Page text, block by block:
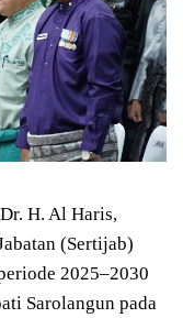
H. Al Haris,
(Sertijab)
2025–2030
Sarolangun pada